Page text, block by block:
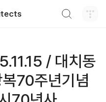
/ 대치동
70주년기념